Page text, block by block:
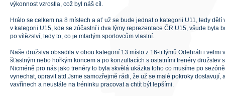
výkonnost vzrostla, což byl náš cíl.
Hrálo se celkem na 8 místech a ať už se bude jednat o kategorii U11, tedy dětí
v kategorii U15, kde se zúčastní i dva týmy reprezentace ČR U15, všude byla
po vítězství, tedy to, co je mladým sportovcům vlastní.
Naše družstva obsadila v obou kategorií 13.místo z 16-ti týmů.Odehráli i velmi
šťastným nebo hořkým koncem a po konzultacích s ostatními trenéry družstev
Nicméně pro nás jako trenéry to byla skvělá ukázka toho co musíme po
vynechat, opravit atd.Jsme samozřejmě rádi, že už se malé pokroky dostavují,
vavřínech a neustále na tréninku pracovat a chtít být lepšími.